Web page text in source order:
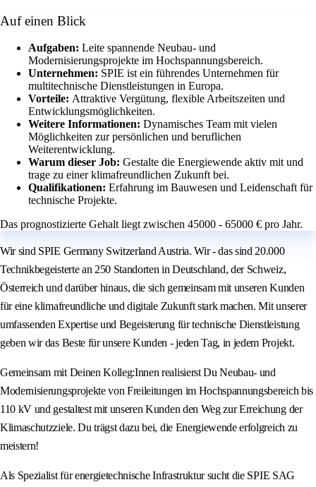
Auf einen Blick
Aufgaben: Leite spannende Neubau- und
Modernisierungsprojekte im Hochspannungsbereich.
Unternehmen: SPIE ist ein führendes Unternehmen für
multitechnische Dienstleistungen in Europa.
Vorteile: Attraktive Vergütung, flexible Arbeitszeiten und
Entwicklungsmöglichkeiten.
Weitere Informationen: Dynamisches Team mit vielen
Möglichkeiten zur persönlichen und beruflichen
Weiterentwicklung.
Warum dieser Job: Gestalte die Energiewende aktiv mit und
trage zu einer klimafreundlichen Zukunft bei.
Qualifikationen: Erfahrung im Bauwesen und Leidenschaft für
technische Projekte.
Das prognostizierte Gehalt liegt zwischen 45000 - 65000 € pro Jahr.
Wir sind SPIE Germany Switzerland Austria. Wir - das sind 20.000
Technikbegeisterte an 250 Standorten in Deutschland, der Schweiz,
Österreich und darüber hinaus, die sich gemeinsam mit unseren Kunden
für eine klimafreundliche und digitale Zukunft stark machen. Mit unserer
umfassenden Expertise und Begeisterung für technische Dienstleistung
geben wir das Beste für unsere Kunden - jeden Tag, in jedem Projekt.
Gemeinsam mit Deinen Kolleg:Innen realisierst Du Neubau- und
Modernisierungsprojekte von Freileitungen im Hochspannungsbereich bis
110 kV und gestaltest mit unseren Kunden den Weg zur Erreichung der
Klimaschutzziele. Du trägst dazu bei, die Energiewende erfolgreich zu
meistern!
Als Spezialist für energietechnische Infrastruktur sucht die SPIE SAG